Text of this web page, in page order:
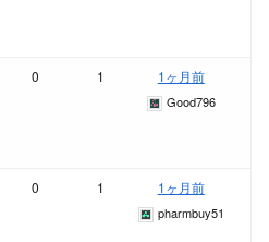
0 1 1ヶ月前
Good796
0 1 1ヶ月前
pharmbuy51